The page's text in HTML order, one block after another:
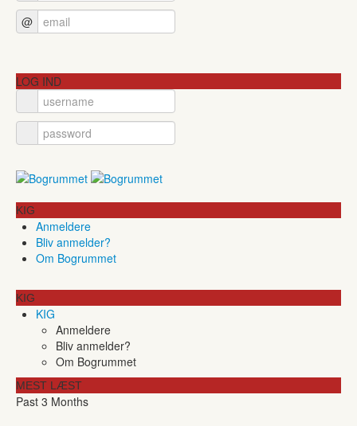
@
LOG IND
KIG
Anmeldere
Bliv anmelder?
Om Bogrummet
KIG
KIG
Anmeldere
Bliv anmelder?
Om Bogrummet
MEST LÆST
Past 3 Months